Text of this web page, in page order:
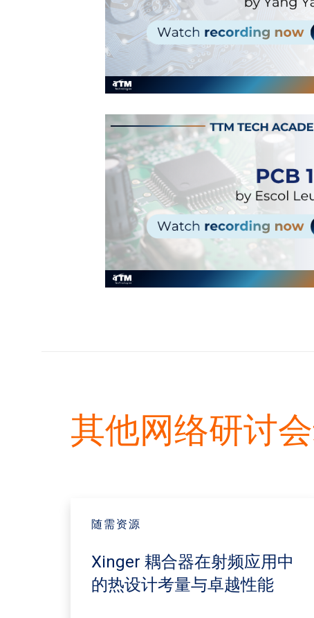
其他网络研讨
随需资源
Xinger 耦合器在射频应用中
的热设计考量与卓越性能